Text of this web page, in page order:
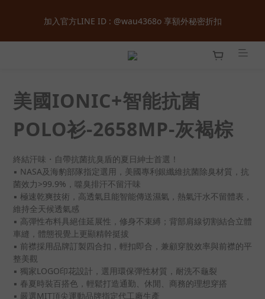
００  購物金 ‧ 累積會員等級最高享正價  ８  折起
加入官方LINE ID : @wau4368o 享額外秘密折扣
全館購物滿  ＄１８００  即享免運 ‧ 首次加入會員立即獲得  ＄１
美國IONIC+智能抗菌
POLO衫-2658MP-灰褐棕
終結汗味・自帶抗菌抗臭盾的夏日紳士首選！
▪ NASA及海豹部隊指定選用，美國專利銀纖維抗菌除臭材質，抗
菌效力>99.9%，噬臭排汗不留汗味
▪ 極速乾爽技術，高透氣且能智能傳送濕氣，熱氣汗水不留體表，
維持全天候透氣感
▪ 高彈性布料具絕佳延展性，修身不束縛；背部肩線切割結合立體
車縫，體態視覺上更顯精幹挺拔
▪ 前襟採用品牌訂製四合扣，輕扣即合，兼顧穿脫效率與前襟的平
整美觀
▪ 獨家LOGO印花設計，選用環保彈性材質，耐洗不龜裂
▪ 春夏時裝百搭色，輕鬆打造通勤、休閒、商務的理想穿搭
▪ 嚴選MIT頂尖運動品牌指定代工廠生產